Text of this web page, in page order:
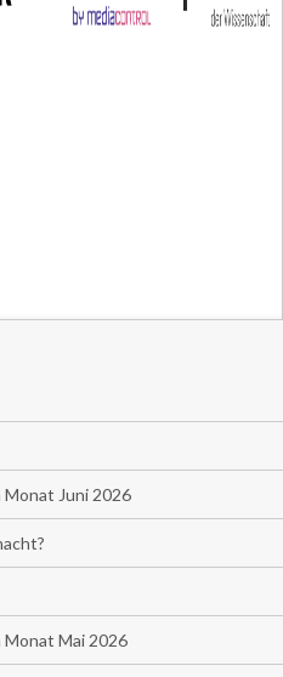
Juni 2026
Mai 2026